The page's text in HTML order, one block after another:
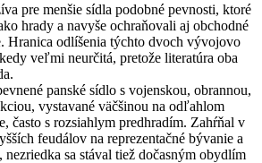
pre menšie sídla podobné pevnosti, ktoré
hrady a navyše ochraňovali aj obchodné
Hranica odlíšenia týchto dvoch vývojovo
veľmi neurčitá, pretože literatúra oba
panské sídlo s vojenskou, obrannou,
vystavané väčšinou na odľahlom
často s rozsiahlym predhradím. Zahŕňal v
feudálov na reprezentačné bývanie a
nezriedka sa stával tiež dočasným obydlím